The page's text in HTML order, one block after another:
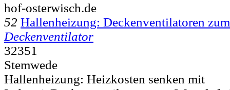
hof-osterwisch.de
52 Hallenheizung: Deckenventilatoren
Deckenventilator
32351
Stemwede
Hallenheizung: Heizkosten senken mit